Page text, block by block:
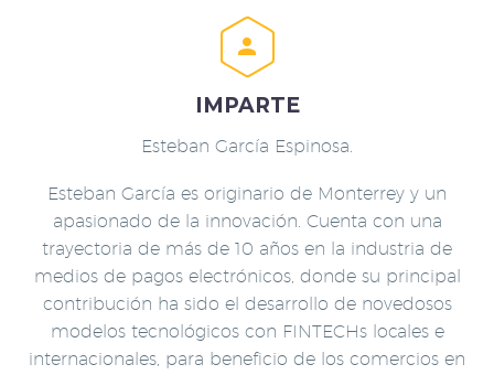


IMPARTE
Esteban García Espinosa.
Esteban García es originario de Monterrey y un
apasionado de la innovación. Cuenta con una
trayectoria de más de 10 años en la industria de
medios de pagos electrónicos, donde su principal
contribución ha sido el desarrollo de novedosos
modelos tecnológicos con FINTECHs locales e
internacionales, para beneficio de los comercios en